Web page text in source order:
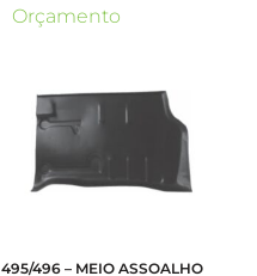
Orçamento
495/496 – MEIO ASSOALHO